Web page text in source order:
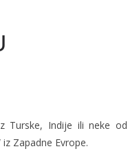
Turske, Indije ili neke od
Zapadne Evrope.